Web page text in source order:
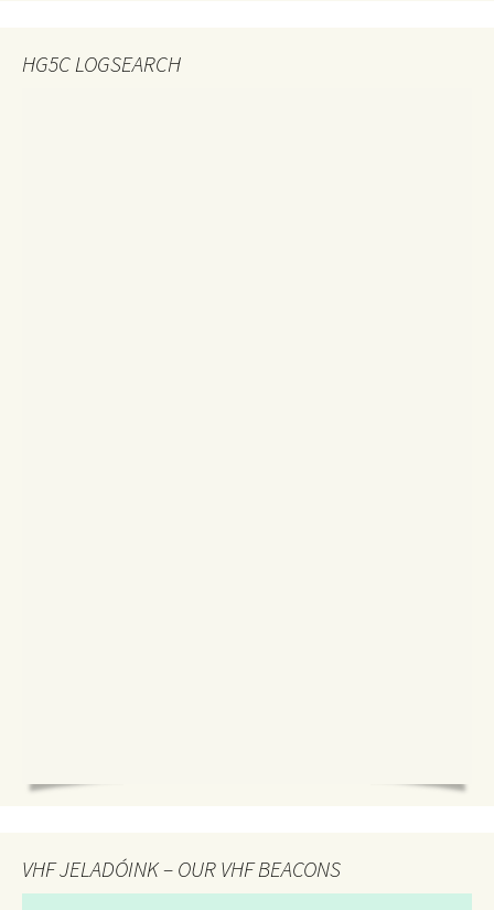
HG5C LOGSEARCH
VHF JELADÓINK – OUR VHF BEACONS